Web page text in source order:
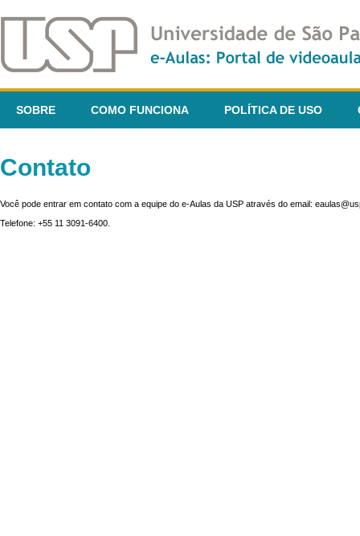
SOBRE COMO FUNCIONA POLÍTICA DE USO
Contato
Você pode entrar em contato com a equipe do e-Aulas da USP através do email:
Telefone: +55 11 3091-6400.